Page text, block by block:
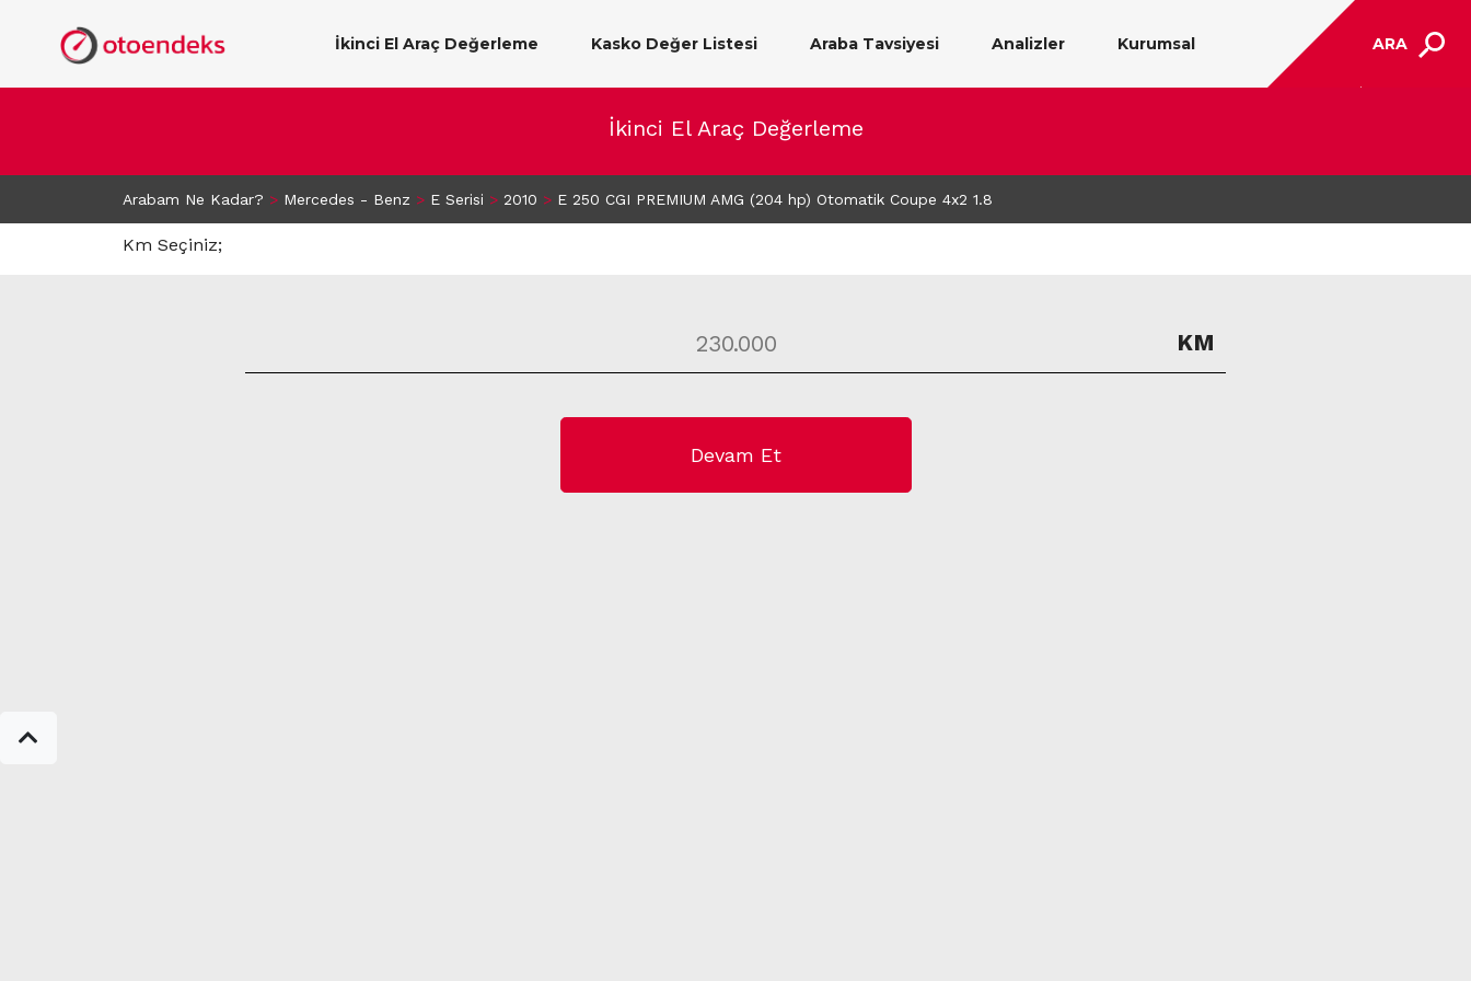
İkinci El Araç Değerleme Kasko Değer Listesi Araba Tavsiyesi Analizler Kurumsal ARA
İkinci El Araç Değerleme
Arabam Ne Kadar? > Mercedes - Benz > E Serisi > 2010 > E 250 CGI PREMIUM AMG (204 hp) Otomatik Coupe 4x2 1.8
Km Seçiniz;
KM
Devam Et